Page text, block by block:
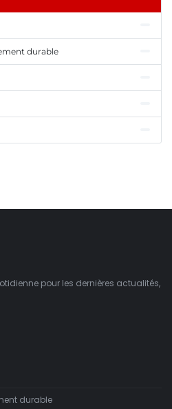
durable
pour les dernières actualités,
durable